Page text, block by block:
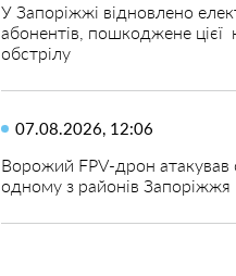
У Запоріжжі відновлено
абонентів, пошкоджене цієї
обстрілу
07.08.2026, 12:06
Ворожий FPV-дрон атакував
одному з районів Запоріжжя